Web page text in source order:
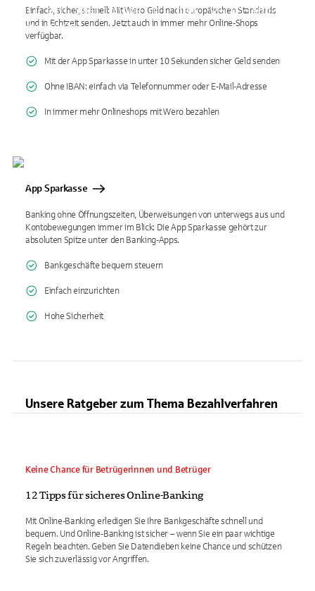
Einfach, sicher, schnell: Mit Wero Geld nach europäischen Standards
und in Echtzeit senden. Jetzt auch in immer mehr Online-Shops
verfügbar.
Mit der App Sparkasse in unter 10 Sekunden sicher Geld senden
Ohne IBAN: einfach via Telefonnummer oder E-Mail-Adresse
In immer mehr Onlineshops mit Wero bezahlen
App Sparkasse
Banking ohne Öffnungszeiten, Überweisungen von unterwegs aus und
Kontobewegungen immer im Blick: Die App Sparkasse gehört zur
absoluten Spitze unter den Banking-Apps.
Bankgeschäfte bequem steuern
Einfach einzurichten
Hohe Sicherheit
Unsere Ratgeber zum Thema Bezahlverfahren
Keine Chance für Betrügerinnen und Betrüger
12 Tipps für sicheres Online-Banking
Mit Online-Banking erledigen Sie Ihre Bankgeschäfte schnell und
bequem. Und Online-Banking ist sicher – wenn Sie ein paar wichtige
Regeln beachten. Geben Sie Datendieben keine Chance und schützen
Sie sich zuverlässig vor Angriffen.